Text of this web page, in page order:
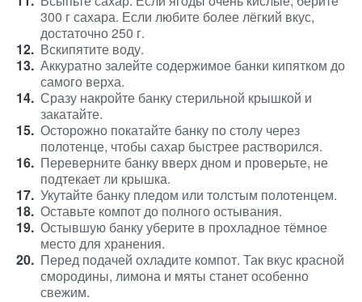
300 г сахара. Если любите более лёгкий вкус,
достаточно 250 г.
Вскипятите воду.
Аккуратно залейте содержимое банки кипятком до
самого верха.
Сразу накройте банку стерильной крышкой и
закатайте.
Осторожно покатайте банку по столу через
полотенце, чтобы сахар быстрее растворился.
Переверните банку вверх дном и проверьте, не
подтекает ли крышка.
Укутайте банку пледом или толстым полотенцем.
Оставьте компот до полного остывания.
Остывшую банку уберите в прохладное тёмное
место для хранения.
Перед подачей охладите компот. Так вкус красной
смородины, лимона и мяты станет особенно
свежим.